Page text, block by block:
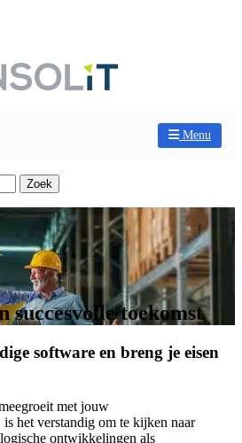
Menu
succesvolle toekomst
software en breng je eisen
met jouw
het verstandig om te kijken naar
ontwikkelingen als